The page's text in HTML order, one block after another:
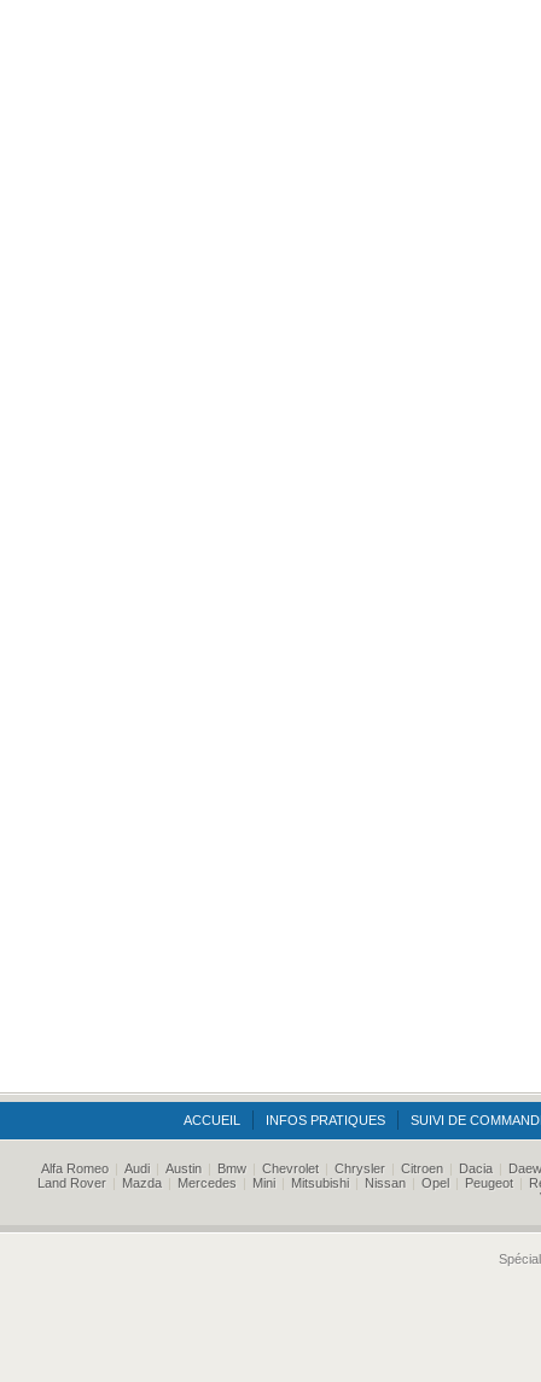
ACCUEIL INFOS PRATIQUES SUIVI DE
Alfa Romeo | Audi | Austin | Bmw | Chevrolet | Chrysler | Citroen | Dacia |
Land Rover | Mazda | Mercedes | Mini | Mitsubishi | Nissan | Opel | Peugeot |